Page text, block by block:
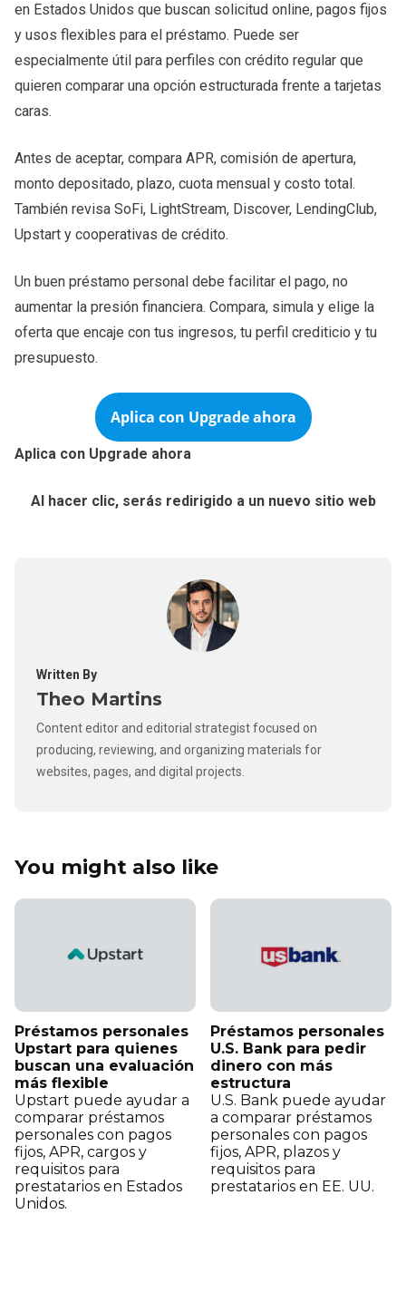
en Estados Unidos que buscan solicitud online, pagos fijos
y usos flexibles para el préstamo. Puede ser
especialmente útil para perfiles con crédito regular que
quieren comparar una opción estructurada frente a tarjetas
caras.
Antes de aceptar, compara APR, comisión de apertura,
monto depositado, plazo, cuota mensual y costo total.
También revisa SoFi, LightStream, Discover, LendingClub,
Upstart y cooperativas de crédito.
Un buen préstamo personal debe facilitar el pago, no
aumentar la presión financiera. Compara, simula y elige la
oferta que encaje con tus ingresos, tu perfil crediticio y tu
presupuesto.
Aplica con Upgrade ahora
Aplica con Upgrade ahora
Al hacer clic, serás redirigido a un nuevo sitio web
Written By
Theo Martins
Content editor and editorial strategist focused on
producing, reviewing, and organizing materials for
websites, pages, and digital projects.
You might also like
Préstamos personales
Upstart para quienes
buscan una evaluación
más flexible
Upstart puede ayudar a
comparar préstamos
personales con pagos
fijos, APR, cargos y
requisitos para
prestatarios en Estados
Unidos.
Préstamos personales
U.S. Bank para pedir
dinero con más
estructura
U.S. Bank puede ayudar
a comparar préstamos
personales con pagos
fijos, APR, plazos y
requisitos para
prestatarios en EE. UU.